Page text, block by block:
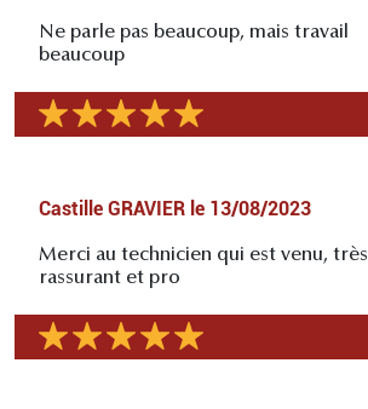
Ne parle pas beaucoup, mais travail
beaucoup
Castille GRAVIER le 13/08/2023
Merci au technicien qui est venu, très
rassurant et pro